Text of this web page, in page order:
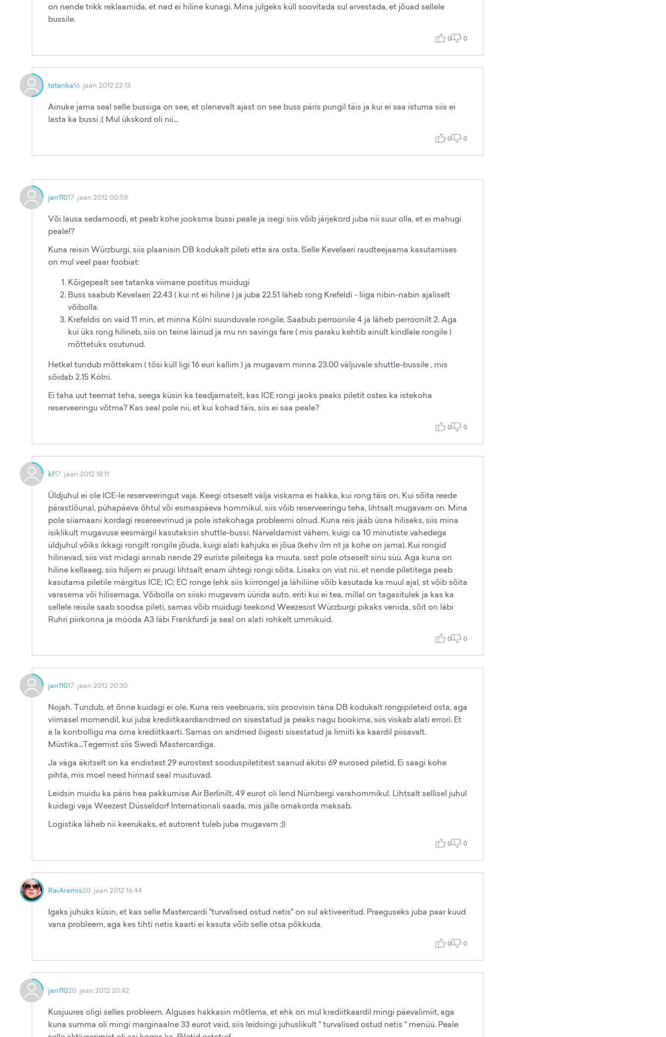
on nende trikk reklaamida, et nad ei hiline kunagi. Mina julgeks küll soovitada sul arvestada, et jõuad sellele
bussile.
0 0
tatanka16. jaan 2012 22:13
Ainuke jama seal selle bussiga on see, et olenevalt ajast on see buss päris pungil täis ja kui ei saa istuma siis ei
lasta ka bussi :( Mul ükskord oli nii...
0 0
jan11017. jaan 2012 00:58
Või lausa sedamoodi, et peab kohe jooksma bussi peale ja isegi siis võib järjekord juba nii suur olla, et ei mahugi
peale!?
Kuna reisin Würzburgi, siis plaanisin DB kodukalt pileti ette ära osta. Selle Kevelaeri raudteejaama kasutamises
on mul veel paar foobiat:
Kõigepealt see tatanka viimane postitus muidugi
Buss saabub Kevelaeri 22.43 ( kui nt ei hiline ) ja juba 22.51 läheb rong Krefeldi - liiga nibin-nabin ajaliselt
võibolla.
Krefeldis on vaid 11 min, et minna Kölni suunduvale rongile. Saabub perroonile 4 ja läheb perroonilt 2. Aga
kui üks rong hilineb, siis on teine läinud ja mu nn savings fare ( mis paraku kehtib ainult kindlale rongile )
mõttetuks osutunud.
Hetkel tundub mõttekam ( tõsi küll ligi 16 euri kallim ) ja mugavam minna 23.00 väljuvale shuttle-bussile , mis
sõidab 2.15 Kölni.
Ei taha uut teemat teha, seega küsin ka teadjamatelt, kas ICE rongi jaoks peaks piletit ostes ka istekoha
reserveeringu võtma? Kas seal pole nii, et kui kohad täis, siis ei saa peale?
0 0
kf17. jaan 2012 18:11
Üldjuhul ei ole ICE-le reserveeringut vaja. Keegi otseselt välja viskama ei hakka, kui rong täis on. Kui sõita reede
pärastlõunal, pühapäeva õhtul või esmaspäeva hommikul, siis võib reserveeringu teha, lihtsalt mugavam on. Mina
pole siiamaani kordagi resereevrinud ja pole istekohaga probleemi olnud. Kuna reis jääb üsna hiliseks, siis mina
isiklikult mugavuse eesmärgil kasutaksin shuttle-bussi. Närveldamist vähem, kuigi ca 10 minutiste vahedega
üldjuhul võiks ikkagi rongilt rongile jõuda, kuigi alati kahjuks ei jõua (kehv ilm nt ja kohe on jama). Kui rongid
hilinevad, siis vist midagi annab nende 29 euriste pileitega ka muuta, sest pole otseselt sinu süü. Aga kuna on
hiline kellaaeg, siis hiljem ei pruugi lihtsalt enam ühtegi rongi sõita. Lisaks on vist nii, et nende piletitega peab
kasutama piletile märgitus ICE; IC; EC ronge (ehk siis kiirronge) ja lähiliine võib kasutada ka muul ajal, st võib sõita
varasema või hilisemaga. Võibolla on siiski mugavam üürida auto, eriti kui ei tea, millal on tagasitulek ja kas ka
sellele reisile saab soodsa pileti, samas võib muidugi teekond Weezesist Würzburgi pikaks venida, sõit on läbi
Ruhri piirkonna ja mööda A3 läbi Frankfurdi ja seal on alati rohkelt ummikuid.
0 0
jan11017. jaan 2012 20:30
Nojah. Tundub, et õnne kuidagi ei ole. Kuna reis veebruaris, siis proovisin täna DB kodukalt rongipileteid osta, aga
viimasel momendil, kui juba krediitkaardiandmed on sisestatud ja peaks nagu bookima, siis viskab alati errori. Et
a la kontrolligu ma oma krediitkaarti. Samas on andmed õigesti sisestatud ja limiiti ka kaardil piisavalt.
Müstika...Tegemist siis Swedi Mastercardiga.
Ja väga äkitselt on ka endistest 29 eurostest sooduspiletitest saanud äkitsi 69 eurosed piletid. Ei saagi kohe
pihta, mis moel need hinnad seal muutuvad.
Leidsin muidu ka päris hea pakkumise Air Berlinilt. 49 eurot oli lend Nürnbergi varahommikul. Lihtsalt sellisel juhul
kuidagi vaja Weezest Düsseldorf Internationali saada, mis jälle omakorda maksab.
Logistika läheb nii keerukaks, et autorent tuleb juba mugavam ;))
0 0
RaiAramis20. jaan 2012 16:44
Igaks juhuks küsin, et kas selle Mastercardi "turvalised ostud netis" on sul aktiveeritud. Praeguseks juba paar kuud
vana probleem, aga kes tihti netis kaarti ei kasuta võib selle otsa põkkuda.
0 0
jan11020. jaan 2012 20:42
Kusjuures oligi selles probleem. Alguses hakkasin mõtlema, et ehk on mul krediitkaardil mingi päevalimiit, aga
kuna summa oli mingi marginaalne 33 eurot vaid, siis leidsingi juhuslikult " turvalised ostud netis " menüü. Peale